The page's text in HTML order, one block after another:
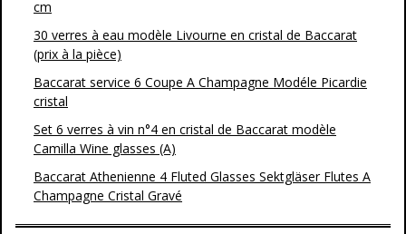
cm
30 verres à eau modèle Livourne en cristal de Baccarat
(prix à la pièce)
Baccarat service 6 Coupe A Champagne Modéle Picardie
cristal
Set 6 verres à vin n°4 en cristal de Baccarat modèle
Camilla Wine glasses (A)
Baccarat Athenienne 4 Fluted Glasses Sektgläser Flutes A
Champagne Cristal Gravé